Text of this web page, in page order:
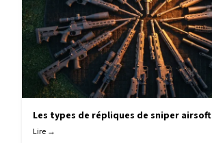
Les types de répliques de sniper airsoft
Lire →